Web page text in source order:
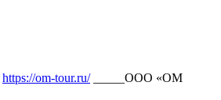
https://om-tour.ru/_____ООО «ОМ